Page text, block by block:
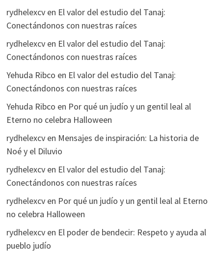
rydhelexcven El valor del estudio del Tanaj:
Conectándonos con nuestras raíces
rydhelexcven El valor del estudio del Tanaj:
Conectándonos con nuestras raíces
Yehuda Ribco en El valor del estudio del Tanaj:
Conectándonos con nuestras raíces
Yehuda Ribco en Por qué un judío y un gentil leal al
Eterno no celebra Halloween
rydhelexcven Mensajes de inspiración: La historia de
Noé y el Diluvio
rydhelexcven El valor del estudio del Tanaj:
Conectándonos con nuestras raíces
rydhelexcven Por qué un judío y un gentil leal al Eterno
no celebra Halloween
rydhelexcven El poder de bendecir: Respeto y ayuda al
pueblo judío